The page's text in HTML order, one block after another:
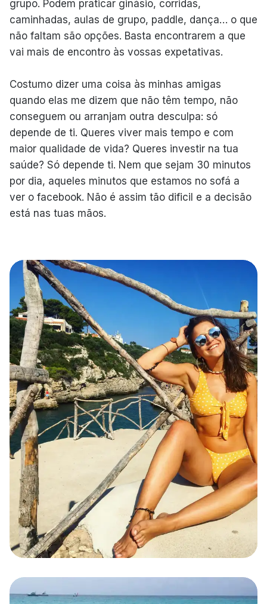
grupo. Podem praticar ginásio, corridas,
caminhadas, aulas de grupo, paddle, dança… o que
não faltam são opções. Basta encontrarem a que
vai mais de encontro às vossas expetativas.
Costumo dizer uma coisa às minhas amigas
quando elas me dizem que não têm tempo, não
conseguem ou arranjam outra desculpa: só
depende de ti. Queres viver mais tempo e com
maior qualidade de vida? Queres investir na tua
saúde? Só depende ti. Nem que sejam 30 minutos
por dia, aqueles minutos que estamos no sofá a
ver o facebook. Não é assim tão dificil e a decisão
está nas tuas mãos.